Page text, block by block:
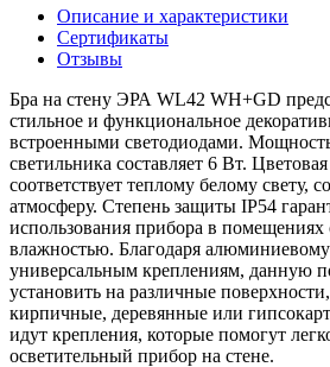
Описание и характеристики
Сертификаты
Отзывы
Бра на стену ЭРА WL42 WH+GD
стильное и функциональное
встроенными светодиодами.
светильника составляет 6 Вт.
соответствует теплому белому свету,
атмосферу. Степень защиты IP54
использования прибора в
влажностью. Благодаря
универсальным креплениям, данную
установить на различные
кирпичные, деревянные или
идут крепления, которые помогут
осветительный прибор на стене.